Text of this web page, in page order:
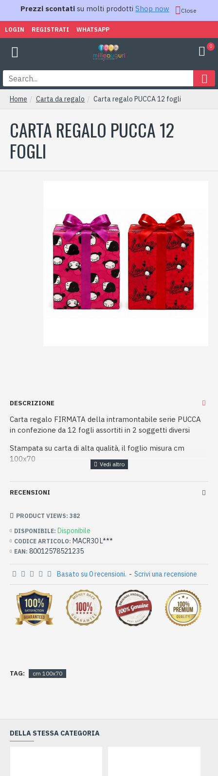
Prezzi scontati su molti prodotti Shop now Close
LOGIN REGISTRATI WHATSAPP
0
Home Carta da regalo Carta regalo PUCCA 12 fogli
CARTA REGALO PUCCA 12
FOGLI
DESCRIZIONE
Carta regalo FIRMATA della intramontabile serie PUCCA
in confezione da 12 fogli assortiti in 2 soggetti diversi
Stampata su carta di alta qualità, il foglio misura cm
100x70
RECENSIONI
DISPONIBILE: Disponibile
CODICE ARTICOLO: MACR30 L***
EAN: 80012578521235
PRODUCT VIEWS: 382
Basato su 0 recensioni. - Scrivi una recensione
TAG: cm 100x70
DELLA STESSA CATEGORIA